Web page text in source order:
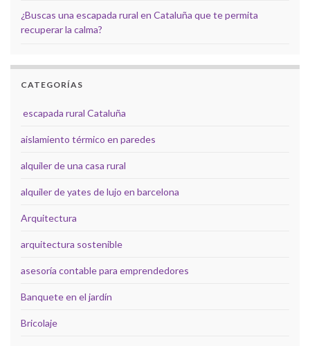
¿Buscas una escapada rural en Cataluña que te permita
recuperar la calma?
CATEGORÍAS
escapada rural Cataluña
aislamiento térmico en paredes
alquiler de una casa rural
alquiler de yates de lujo en barcelona
Arquitectura
arquitectura sostenible
asesoría contable para emprendedores
Banquete en el jardín
Bricolaje